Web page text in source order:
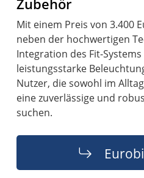
Mit einem Preis von 3.400
neben der hochwertigen
Integration des Fit-
leistungsstarke
Nutzer, die sowohl im
eine zuverlässige und
suchen.